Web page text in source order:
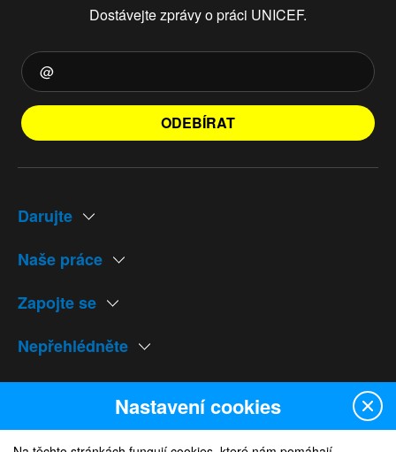
Dostávejte zprávy o práci UNICEF.
ODEBÍRAT
Darujte
Naše práce
Zapojte se
Nepřehlédněte
Naše weby
Nastavení cookies